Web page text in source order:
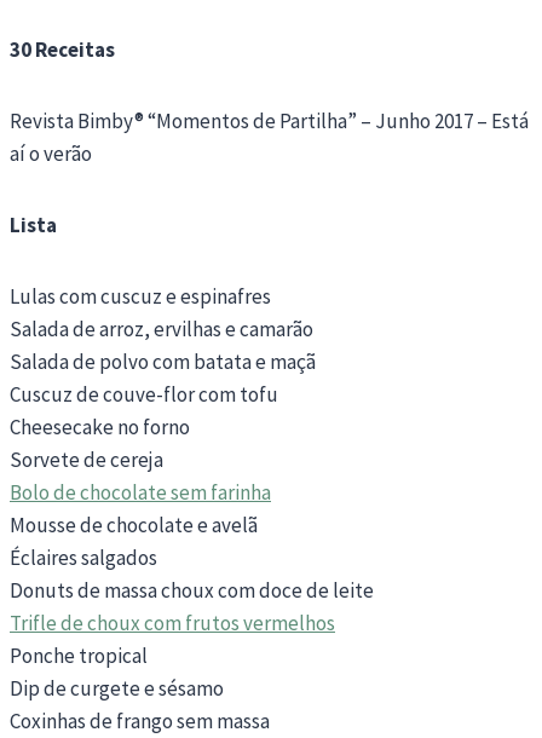
30 Receitas
Revista Bimby® “Momentos de Partilha” – Junho 2017 – Está
aí o verão
Lista
Lulas com cuscuz e espinafres
Salada de arroz, ervilhas e camarão
Salada de polvo com batata e maçã
Cuscuz de couve-flor com tofu
Cheesecake no forno
Sorvete de cereja
Bolo de chocolate sem farinha
Mousse de chocolate e avelã
Éclaires salgados
Donuts de massa choux com doce de leite
Trifle de choux com frutos vermelhos
Ponche tropical
Dip de curgete e sésamo
Coxinhas de frango sem massa